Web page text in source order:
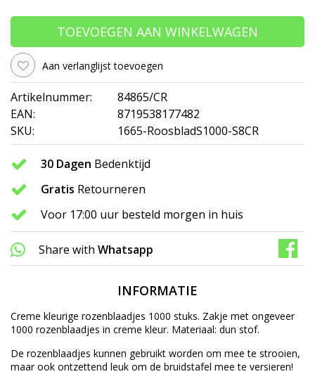
TOEVOEGEN AAN WINKELWAGEN
Aan verlanglijst toevoegen
Artikelnummer:
84865/CR
EAN:
8719538177482
SKU:
1665-RoosbladS1000-S8CR
30 Dagen Bedenktijd
Gratis Retourneren
Voor 17:00 uur besteld morgen in huis
Share with Whatsapp
INFORMATIE
Creme kleurige rozenblaadjes 1000 stuks. Zakje met ongeveer
1000 rozenblaadjes in creme kleur. Materiaal: dun stof.
De rozenblaadjes kunnen gebruikt worden om mee te strooien,
maar ook ontzettend leuk om de bruidstafel mee te versieren!